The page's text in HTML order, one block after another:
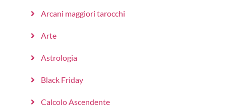
Arcani maggiori tarocchi
Arte
Astrologia
Black Friday
Calcolo Ascendente